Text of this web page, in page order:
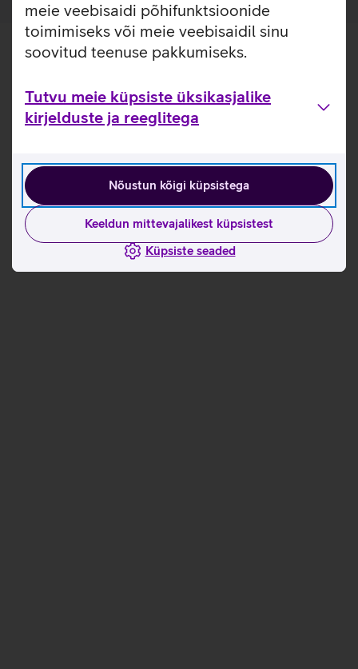
meie veebisaidi põhifunktsioonide
toimimiseks või meie veebisaidil sinu
soovitud teenuse pakkumiseks.
Tutvu meie küpsiste üksikasjalike
kirjelduste ja reeglitega
Nõustun kõigi küpsistega
Keeldun mittevajalikest küpsistest
Küpsiste seaded